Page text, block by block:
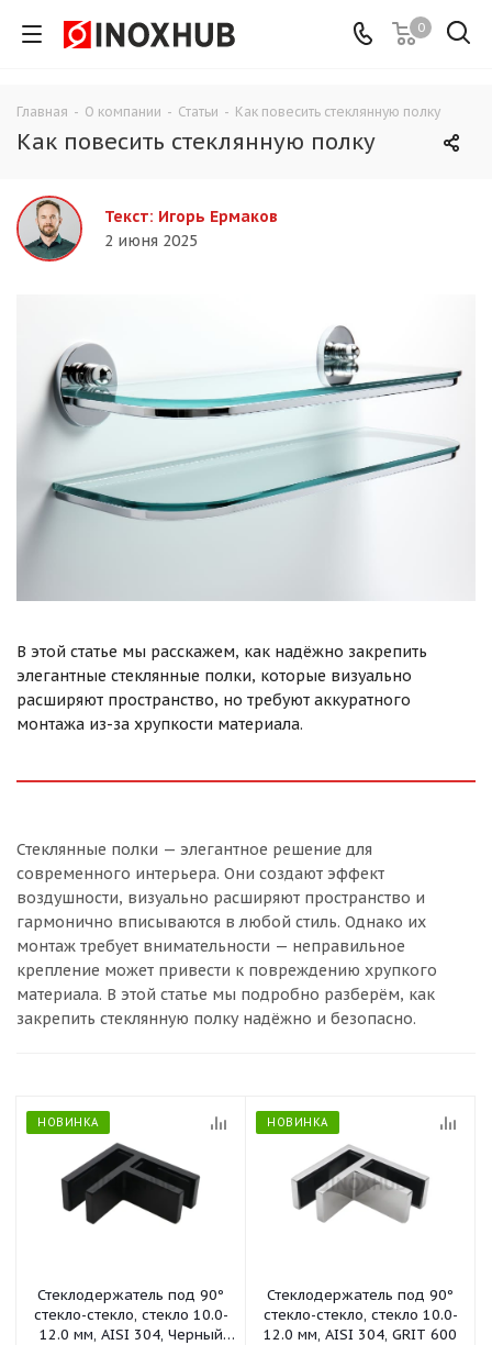
0
Главная - О компании - Статьи - Как повесить стеклянную полку
Как повесить стеклянную полку
Текст: Игорь Ермаков
2 июня 2025
В этой статье мы расскажем, как надёжно закрепить
элегантные стеклянные полки, которые визуально
расширяют пространство, но требуют аккуратного
монтажа из-за хрупкости материала.
Стеклянные полки — элегантное решение для
современного интерьера. Они создают эффект
воздушности, визуально расширяют пространство и
гармонично вписываются в любой стиль. Однако их
монтаж требует внимательности — неправильное
крепление может привести к повреждению хрупкого
материала. В этой статье мы подробно разберём, как
закрепить стеклянную полку надёжно и безопасно.
НОВИНКА
Стеклодержатель под 90º
стекло-стекло, стекло 10.0-
12.0 мм, AISI 304, Черный
НОВИНКА
Стеклодержатель под 90º
стекло-стекло, стекло 10.0-
12.0 мм, AISI 304, GRIT 600